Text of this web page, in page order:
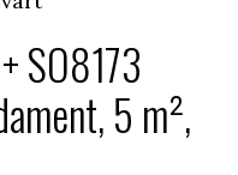
SO8173
5 m²,